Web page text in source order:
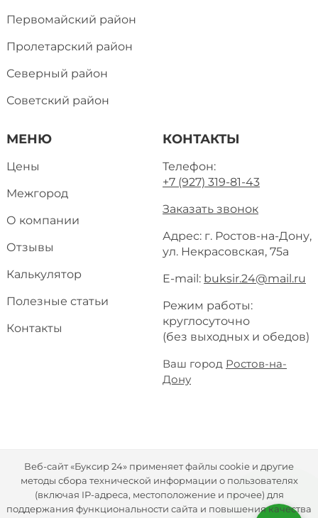
МЕНЮ
Цены
Межгород
О компании
Отзывы
Калькулятор
Полезные статьи
Контакты
Первомайский район
Пролетарский район
Северный район
Советский район
КОНТАКТЫ
Телефон:
+7 (927) 319-81-43
Заказать звонок
Адрес: г. Ростов-на-Дону,
ул. Некрасовская, 75а
E-mail: buksir.24@mail.ru
Режим работы:
круглосуточно
(без выходных и обедов)
Ваш город Ростов-на-
Дону
Веб-сайт «Буксир 24» применяет файлы cookie и другие
методы сбора технической информации о пользователях
(включая IP-адреса, местоположение и прочее) для
поддержания функциональности сайта и повышения качества